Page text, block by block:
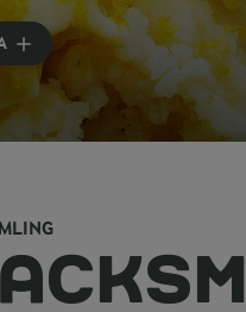
för att få förslag